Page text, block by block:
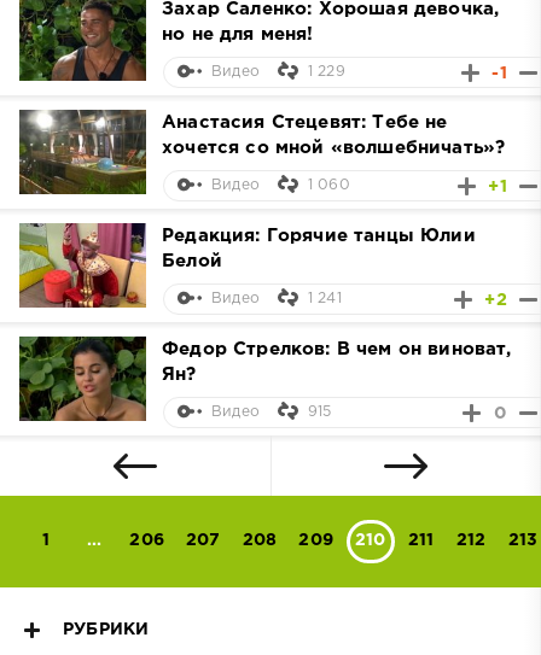
Захар Саленко: Хорошая девочка,
но не для меня!
-1
Видео 1 229
Анастасия Стецевят: Тебе не
хочется со мной «волшебничать»?
+1
Видео 1 060
Редакция: Горячие танцы Юлии
Белой
+2
Видео 1 241
Федор Стрелков: В чем он виноват,
Ян?
0
Видео 915
1 ... 206 207 208 209 210 211 212 213
РУБРИКИ